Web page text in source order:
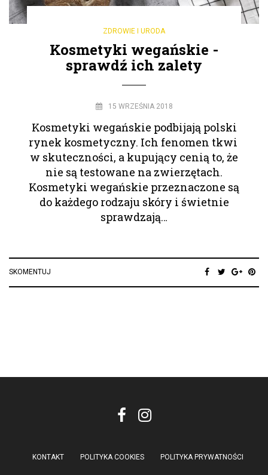
ZDROWIE I URODA
Kosmetyki wegańskie -
sprawdź ich zalety
15 WRZEŚNIA 2018
Kosmetyki wegańskie podbijają polski
rynek kosmetyczny. Ich fenomen tkwi
w skuteczności, a kupujący cenią to, że
nie są testowane na zwierzętach.
Kosmetyki wegańskie przeznaczone są
do każdego rodzaju skóry i świetnie
sprawdzają…
SKOMENTUJ
KONTAKT POLITYKA COOKIES POLITYKA PRYWATNOŚCI